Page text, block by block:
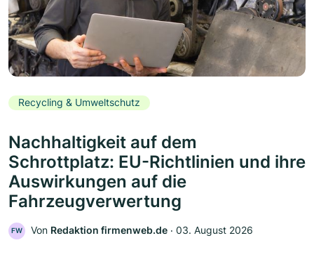
Recycling & Umweltschutz
Nachhaltigkeit auf dem
Schrottplatz: EU-Richtlinien und ihre
Auswirkungen auf die
Fahrzeugverwertung
FW Von Redaktion firmenweb.de ‧ 03. August 2026